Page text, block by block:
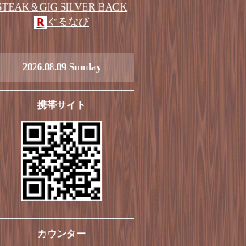
＆GIG SILVER BACK
ぐるなび
2026.08.09 Sunday
携帯サイト
カウンター